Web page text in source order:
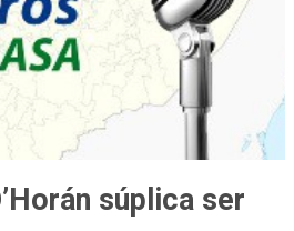
súplica ser